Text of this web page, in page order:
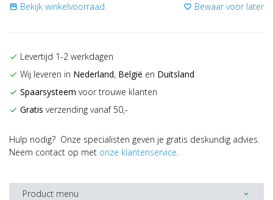
storefront Bekijk winkelvoorraad favorite_border Bewaar voor later
check Levertijd 1-2 werkdagen
check Wij leveren in Nederland, België en Duitsland
check Spaarsysteem voor trouwe klanten
check Gratis verzending vanaf 50,-
Hulp nodig? Onze specialisten geven je gratis deskundig advies.
Neem contact op met onze klantenservice.
Product menu expand_more